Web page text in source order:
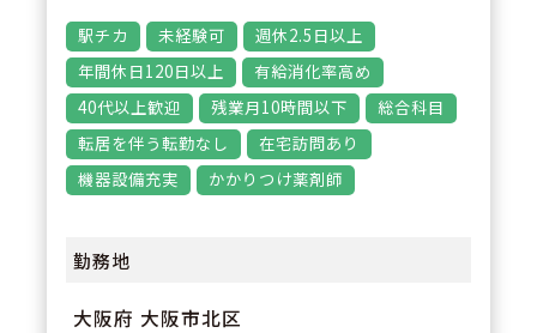
調剤経験の浅い方も応募可能。現
場での経験を積みながら、リクル
ーターや研修など＋αの業務チャ
レンジの可能性もございます。
駅チカ 未経験可
週休2.5日以上
年間休日120日以上
有給消化率高め
40代以上歓迎
残業月10時間以下
総合科目
転居を伴う転勤なし
在宅訪問あり
機器設備充実
かかりつけ薬剤師
勤務地
大阪府 大阪市北区